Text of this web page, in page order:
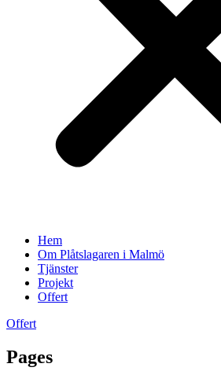
Hem
Om Plåtslagaren i Malmö
Tjänster
Projekt
Offert
Offert
Pages